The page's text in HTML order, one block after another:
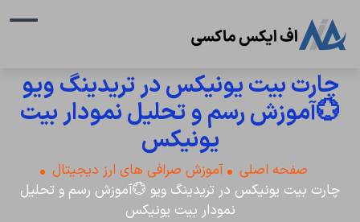
چارت بیت یونیکس در تریدینگ ویو
💮آموزش رسم و تحلیل نمودار بیت
یونیکس
صفحه اصلی
آموزش صرافی های ارز دیجیتال
چارت بیت یونیکس در تریدینگ ویو 💮آموزش رسم و تحلیل
نمودار بیت یونیکس